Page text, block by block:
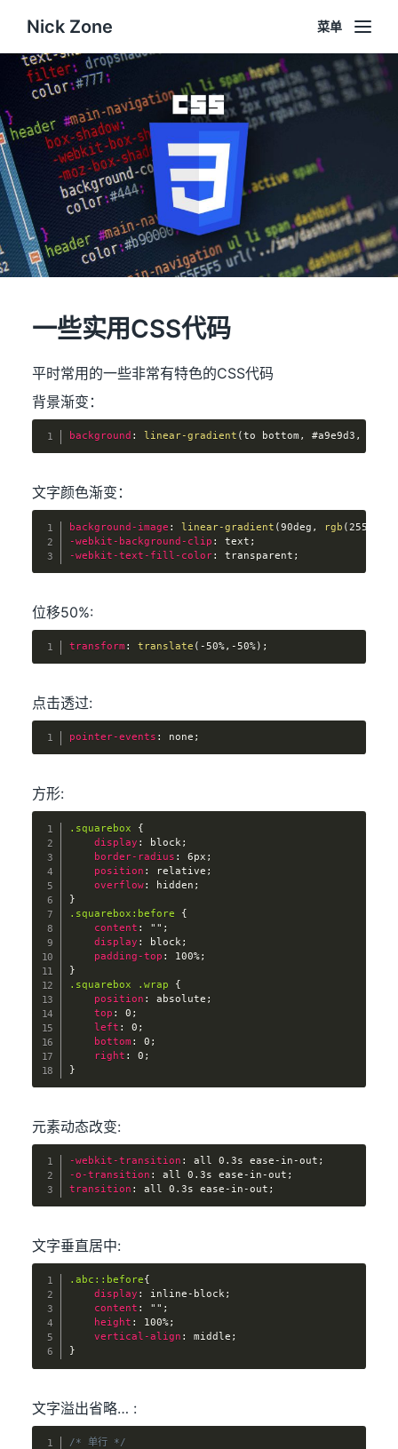
Nick Zone 菜单
一些实用CSS代码
平时常用的一些非常有特色的CSS代码
背景渐变：
background : linear-gradient (to bottom, #a9e9d3,
文字颜色渐变：
background-image : linear-gradient (90deg, rgb (255,
-webkit-background-clip : text ;
-webkit-text-fill-color: transparent ;
位移50%:
transform : translate ( -50%,-50%) ;
点击透过:
pointer-events : none ;
方形:
.squarebox
{
display : block;
border-radius : 6px ;
position : relative ;
overflow: hidden ;
}
.squarebox:before
{
content : "" ;
display : block;
padding-top : 100%;
}
.squarebox .wrap
{
position : absolute ;
top : 0 ;
left : 0 ;
bottom : 0 ;
right : 0 ;
}
元素动态改变:
-webkit-transition : all 0.3s ease-in-out ;
-o-transition : all 0.3s ease-in-out ;
transition : all 0.3s ease-in-out ;
文字垂直居中:
.abc::before{
display : inline-block;
content : "" ;
height : 100%;
vertical-align : middle ;
}
文字溢出省略… :
/* 单行 */